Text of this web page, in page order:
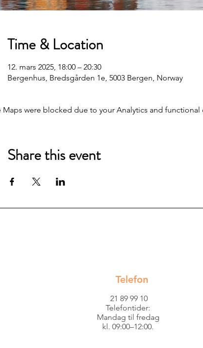
Time & Location
12. mars 2025, 18:00 – 20:30
Bergenhus, Bredsgården 1e, 5003 Bergen, Norway
were blocked due to your Analytics and functional
Share this event
Telefon
21 89 99 10
Telefontider:
Mandag til fredag
kl. 09:00–12:00.